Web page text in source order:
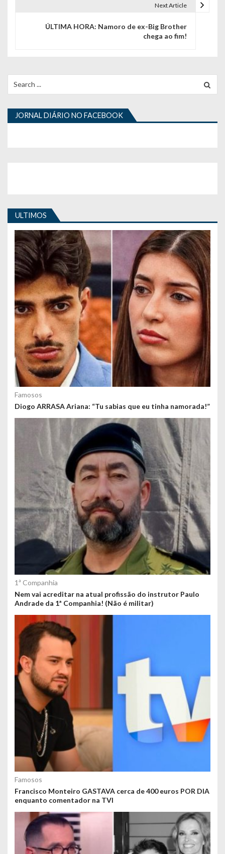
ã
o
d
i
g
o
s
Next Article
ÚLTIMA HORA: Namoro de ex-Big Brother
chega ao fim!
for:
JORNAL DIÁRIO NO FACEBOOK
ULTIMOS
Famosos
Diogo ARRASA Ariana: “Tu sabias que eu tinha namorada!”
1ª Companhia
Nem vai acreditar na atual profissão do instrutor Paulo
Andrade da 1ª Companhia! (Não é militar)
Famosos
Francisco Monteiro GASTAVA cerca de 400 euros POR DIA
enquanto comentador na TVI